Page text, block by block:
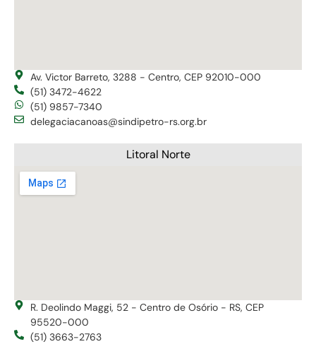
Av. Victor Barreto, 3288 - Centro, CEP 92010-000
(51) 3472-4622
(51) 9857-7340
delegaciacanoas@sindipetro-rs.org.br
Litoral Norte
R. Deolindo Maggi, 52 - Centro de Osório - RS, CEP
95520-000
(51) 3663-2763